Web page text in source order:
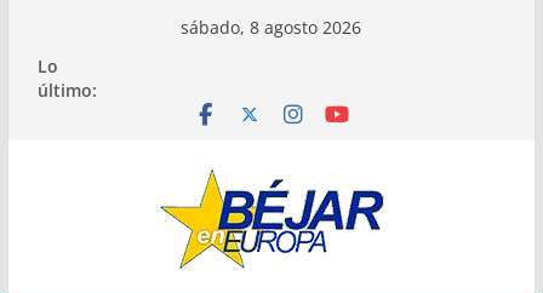
contenido
sábado, 8 agosto 2026
Lo
último: